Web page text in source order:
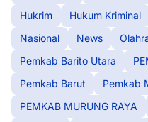
Hukrim
Hukum Kriminal
Nasional
News
Pemkab Barito Utara
Pemkab Barut
Pemkab
PEMKAB MURUNG RAYA